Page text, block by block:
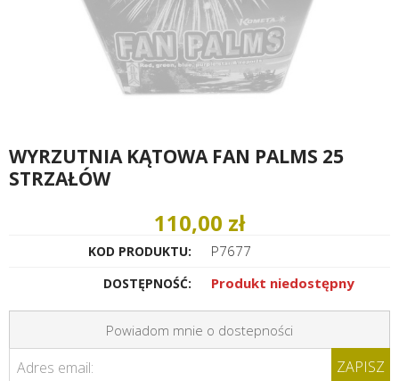
WYRZUTNIA KĄTOWA FAN PALMS 25
STRZAŁÓW
110,00 zł
KOD PRODUKTU: P7677
DOSTĘPNOŚĆ: Produkt niedostępny
Powiadom mnie o dostepności
Adres email: ZAPISZ